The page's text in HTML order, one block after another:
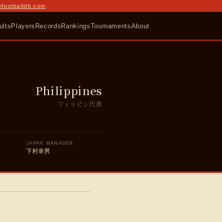
Players RecordsRankingsTournamentsAbout
Philippines
フィリピン代表
JAPAN MANAGER
下村幸男